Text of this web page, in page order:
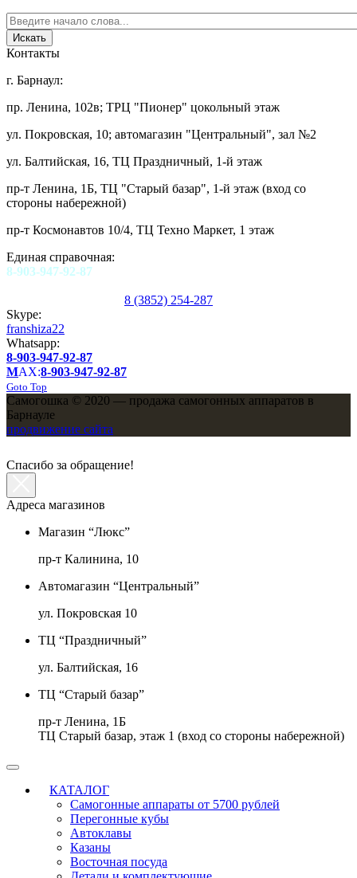
Контакты
г. Барнаул:
пр. Ленина, 102в; ТРЦ "Пионер" цокольный этаж
ул. Покровская, 10; автомагазин "Центральный", зал №2
ул. Балтийская, 16, ТЦ Праздничный, 1-й этаж
пр-т Ленина, 1Б, ТЦ "Старый базар", 1-й этаж (вход со
стороны набережной)
пр-т Космонавтов 10/4, ТЦ Техно Маркет, 1 этаж
Единая справочная:
8-903-947-92-87
8 (3852) 254-287
Skype:
franshiza22
Whatsapp:
8-903-947-92-87
MAX:8-903-947-92-87
Goto Top
Самогошка © 2020 — продажа самогонных аппаратов в
Барнауле
продвижение сайта
Спасибо за обращение!
Адреса магазинов
Магазин “Люкс”
пр-т Калинина, 10
Автомагазин “Центральный”
ул. Покровская 10
ТЦ “Праздничный”
ул. Балтийская, 16
ТЦ “Старый базар”
пр-т Ленина, 1Б
ТЦ Старый базар, этаж 1 (вход со стороны набережной)
КАТАЛОГ
Самогонные аппараты от 5700 рублей
Перегонные кубы
Автоклавы
Казаны
Восточная посуда